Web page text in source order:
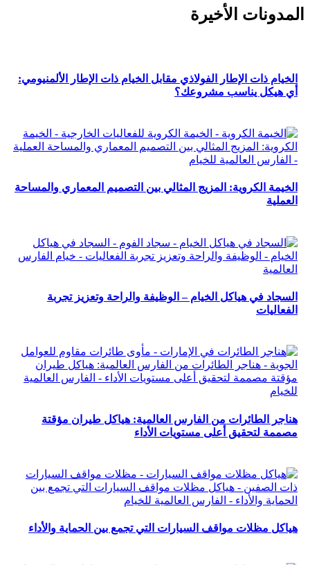
المدونات الأخيرة
الخيام ذات الإطار الفولاذي مقابل الخيام ذات الإطار الألمنيومي:
أي هيكل يناسب مشروعك؟
الخيمة الكروية: المزيج المثالي بين التصميم المعماري والمساحة
العملية
السجاد في هياكل الخيام – الوظيفة والراحة وتعزيز تجربة
الفعاليات
هناجر الطائرات من الفارس العالمية: هياكل طيران مؤقتة
مصممة لتحقيق أعلى مستويات الأداء
هياكل مظلات مواقف السيارات التي تجمع بين الحماية والأداء